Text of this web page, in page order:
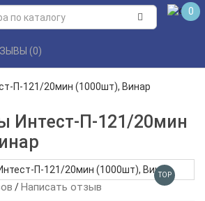
0
П-121/20мин (1000шт), Винар
Интест-П-121/20мин
(0)
TOP
/Написать отзыв